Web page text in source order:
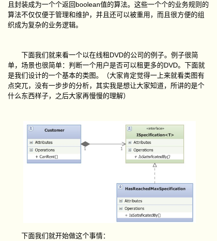
且封装成为一个个返回 boolean值的算法。这些一个个的业务规则的
算法不仅仅便于管理和维护，并且还可以被重用，而且很方便的组
织成为复杂的业务逻辑。
下面我们就来看一个以在线租 DVD的公司的例子。例子很简
单，场景也很简单：判断一个用户是否可以租更多的DVD。下面就
是我们设计的一个基本的类图。（大家肯定觉得一上来就看类图有
点突兀，没有一步步的分析，其实我是想让大家知道，所讲的是个
什么东西样子，之后大家再慢慢的理解）
下面我们就开始做这个事情：